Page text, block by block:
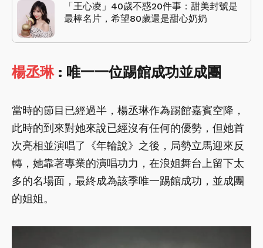
「王心凌」40歲不惑20件事：甜美封號是
最棒名片，希望80歲還是甜心奶奶
楊丞琳: 唯一一位踢館成功並成團
當時的節目已經過半，楊丞琳作為踢館嘉賓空降，
此時的到來對她來說已經沒有任何的優勢，但她首
次亮相並演唱了《年輪說》之後，局勢立馬迎來反
轉，她靠著專業的演唱功力，在浪姐舞台上留下太
多的名場面，最終成為該季唯一踢館成功，並成團
的姐姐。